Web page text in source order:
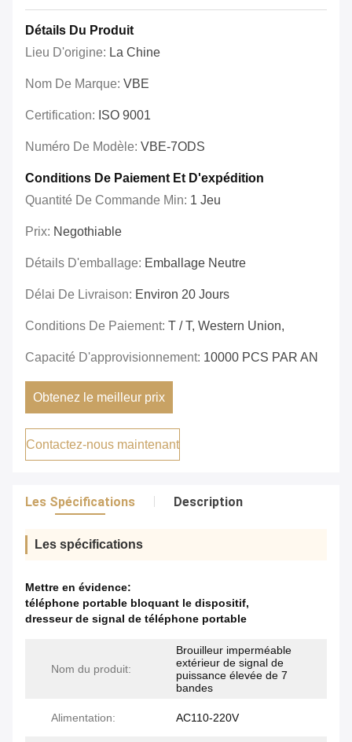
Détails Du Produit
Lieu D'origine: La Chine
Nom De Marque: VBE
Certification: ISO 9001
Numéro De Modèle: VBE-7ODS
Conditions De Paiement Et D'expédition
Quantité De Commande Min: 1 Jeu
Prix: Negothiable
Détails D'emballage: Emballage Neutre
Délai De Livraison: Environ 20 Jours
Conditions De Paiement: T / T, Western Union,
Capacité D'approvisionnement: 10000 PCS PAR AN
Obtenez le meilleur prix
Contactez-nous maintenant
Les Spécifications Description
Les spécifications
Mettre en évidence:
téléphone portable bloquant le dispositif,
dresseur de signal de téléphone portable
Nom du produit:
Brouilleur imperméable
extérieur de signal de
puissance élevée de 7
bandes
Alimentation: AC110-220V